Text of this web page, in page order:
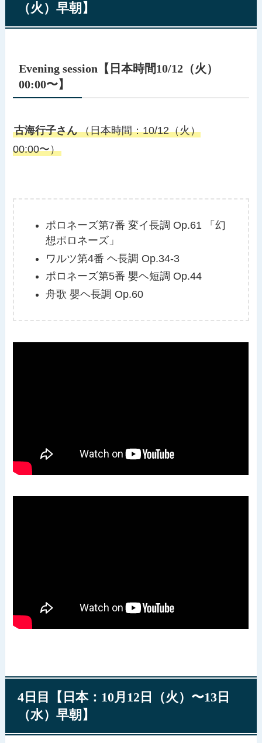
（火）早朝】
Evening session【日本時間10/12（火）
00:00〜】
古海行子さん （日本時間：10/12（火）
00:00〜）
ポロネーズ第7番 変イ長調 Op.61 「幻
想ポロネーズ」
ワルツ第4番 ヘ長調 Op.34-3
ポロネーズ第5番 嬰ヘ短調 Op.44
舟歌 嬰ヘ長調 Op.60
4日目【日本：10月12日（火）〜13日
（水）早朝】